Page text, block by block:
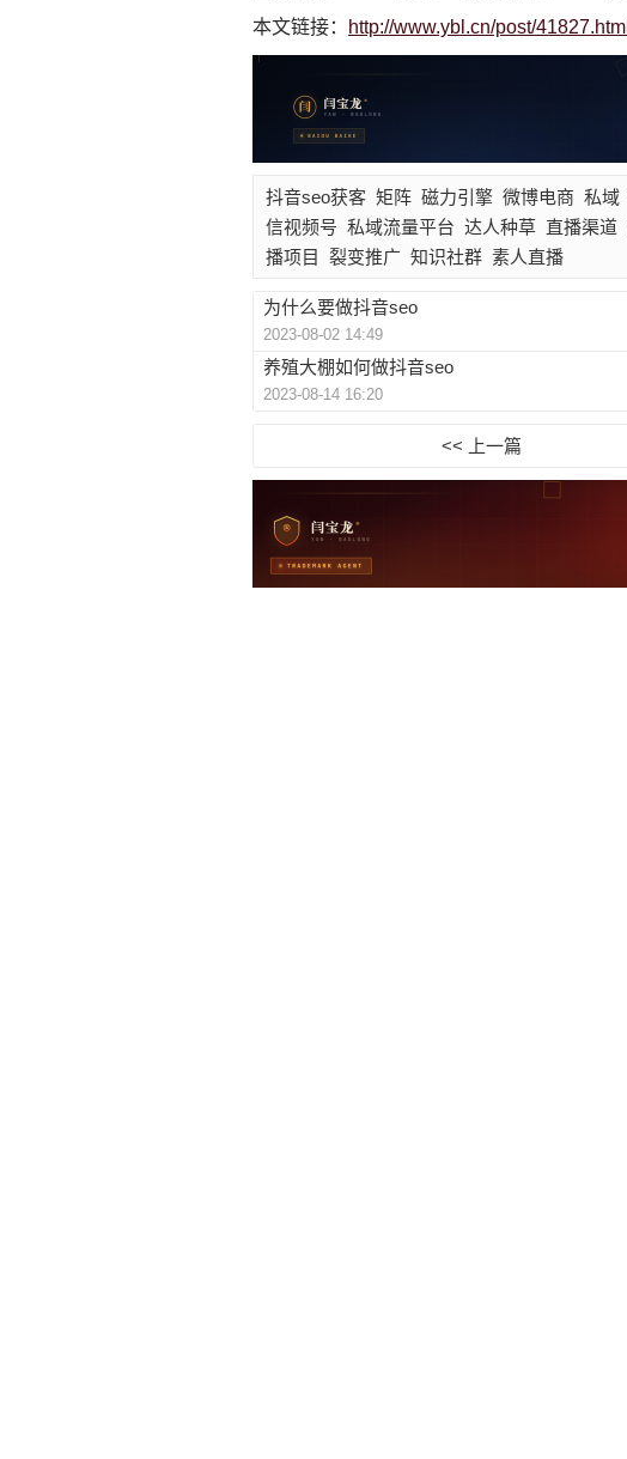
本文链接：
http://www.ybl.cn/post/41827.html
抖音seo获客 矩阵 磁力引擎 微博电商 私域
信视频号 私域流量平台 达人种草 直播渠道
播项目
裂变推广 知识社群 素人直播
为什么要做抖音seo
2023-08-02 14:49
养殖大棚如何做抖音seo
2023-08-14 16:20
<< 上一篇